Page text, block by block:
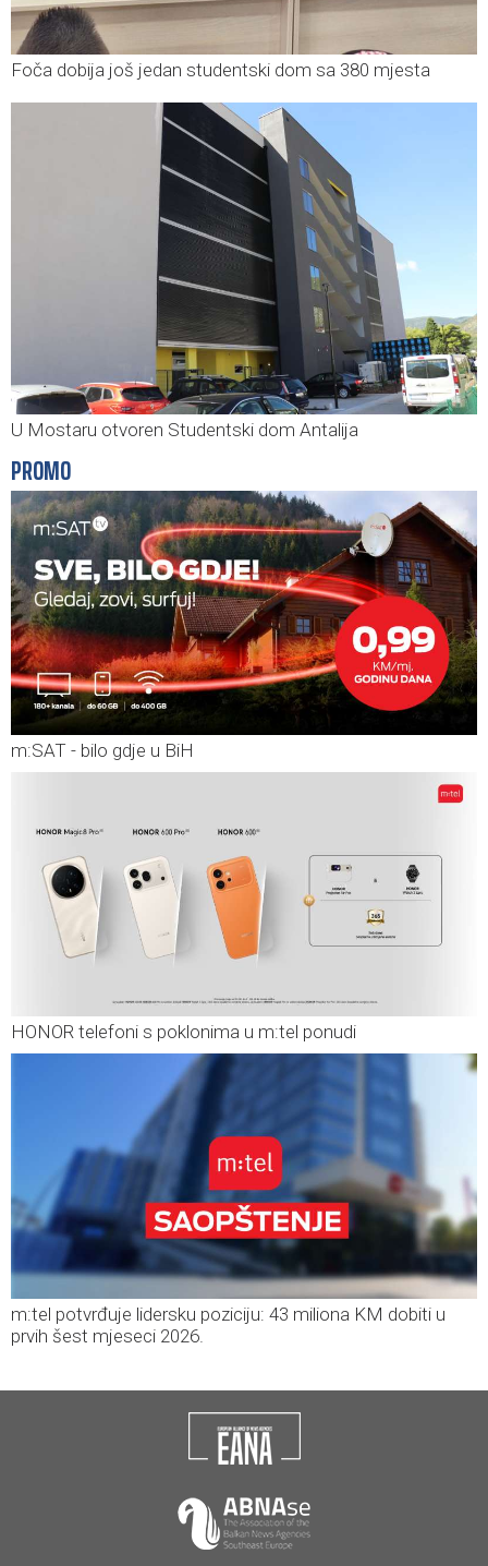
Foča dobija još jedan studentski dom sa 380 mjesta
U Mostaru otvoren Studentski dom Antalija
PROMO
m:SAT - bilo gdje u BiH
HONOR telefoni s poklonima u m:tel ponudi
m:tel potvrđuje lidersku poziciju: 43 miliona KM dobiti u
prvih šest mjeseci 2026.